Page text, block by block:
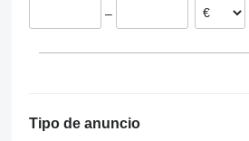
Dinamarca
–
Tipo de anuncio